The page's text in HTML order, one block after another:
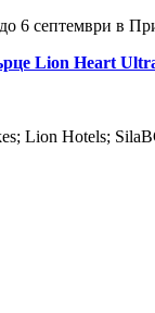
6 септември в
Lion Heart
Lion Hotels;